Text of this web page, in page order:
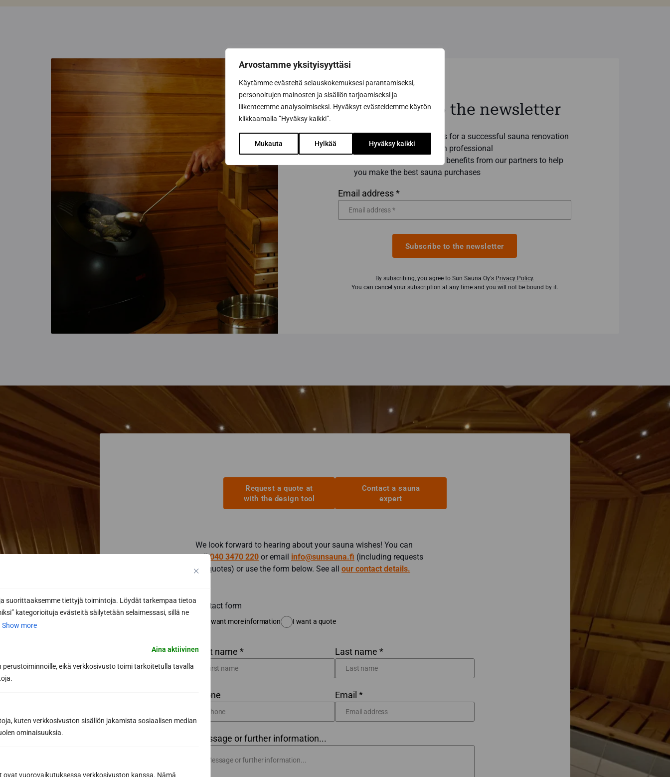
Arvostamme yksityisyyttäsi
Käytämme evästeitä selauskokemuksesi parantamiseksi,
personoitujen mainosten ja sisällön tarjoamiseksi ja
liikenteemme analysoimiseksi. Hyväksyt evästeidemme käytön
klikkaamalla ”Hyväksy kaikki”.
Mukauta Hylkää Hyväksy kaikki
suorittaaksemme tiettyjä toimintoja. Löydät tarkempaa tietoa
kategorioituja evästeitä säilytetään selaimessasi, sillä ne
Show more
Aina aktiivinen
eikä verkkosivusto toimi tarkoitetulla tavalla
kuten verkkosivuston sisällön jakamista sosiaalisen median
ominaisuuksia.
vuorovaikutuksessa verkkosivuston kanssa. Nämä
Subscribe to the newsletter
Get the best tips and tricks for a successful sauna renovation
from a sauna construction professional
Inspiring sauna news and benefits from our partners to help
you make the best sauna purchases
Email address *
Subscribe to the newsletter
By subscribing, you agree to Sun Sauna Oy's Privacy Policy.
You can cancel your subscription at any time and you will not be bound by it.
Request a quote at
with the design tool
Contact a sauna
expert
We look forward to hearing about your sauna wishes! You can
call040 3470 220 or email info@sunsauna.fi (including requests
for quotes) or use the form below. See all our contact details.
Contact form
I want more information I want a quote
First name * Last name *
Phone Email *
Message or further information...